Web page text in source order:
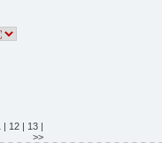
| 12 | 13 |
>>